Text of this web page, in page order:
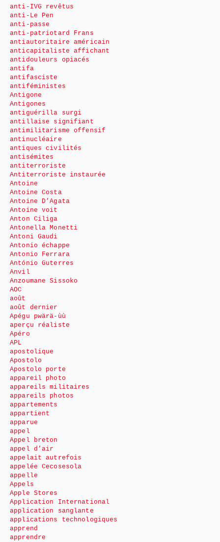
anti-IVG revêtus
anti-Le Pen
anti-passe
anti-patriotard Frans
antiautoritaire américain
anticapitaliste affichant
antidouleurs opiacés
antifa
antifasciste
antiféministes
Antigone
Antigones
antiguérilla surgi
antillaise signifiant
antimilitarisme offensif
antinucléaire
antiques civilités
antisémites
antiterroriste
Antiterroriste instaurée
Antoine
Antoine Costa
Antoine D’Agata
Antoine voit
Anton Ciliga
Antonella Monetti
Antoni Gaudi
Antonio échappe
Antonio Ferrara
António Guterres
Anvil
Anzoumane Sissoko
AOC
août
août dernier
Apégu pwärä-ùù
aperçu réaliste
Apéro
APL
apostolique
Apostolo
Apostolo porte
appareil photo
appareils militaires
appareils photos
appartements
appartient
apparue
appel
Appel breton
appel d’air
appelait autrefois
appelée Cecosesola
appelle
Appels
Apple Stores
Application International
application sanglante
applications technologiques
apprend
apprendre